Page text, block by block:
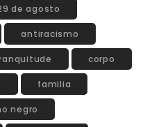
de agosto
antiracismo
corpo
familia
negro